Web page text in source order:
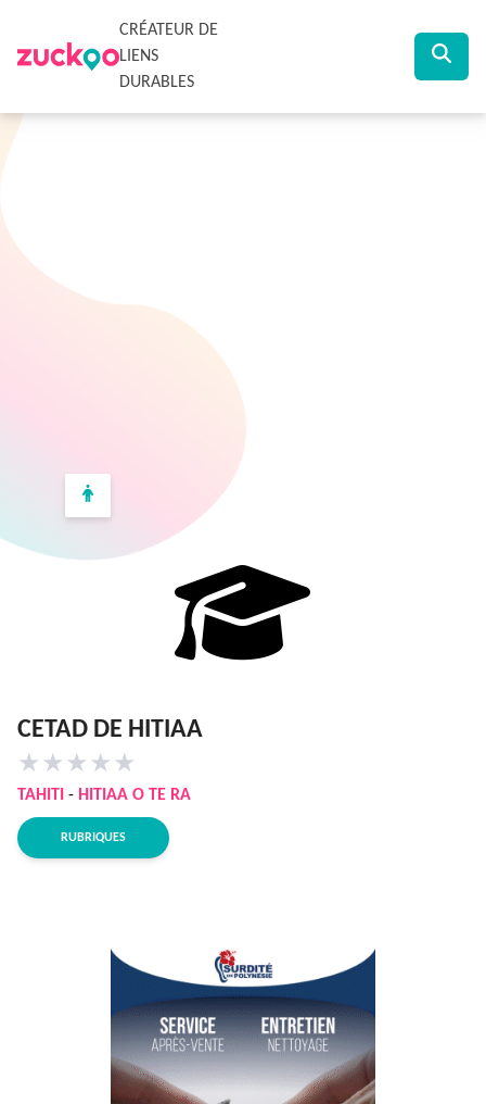
CRÉATEUR DE
LIENS
DURABLES
CETAD DE HITIAA
★ ★ ★ ★ ★
TAHITI - HITIAA O TE RA
RUBRIQUES